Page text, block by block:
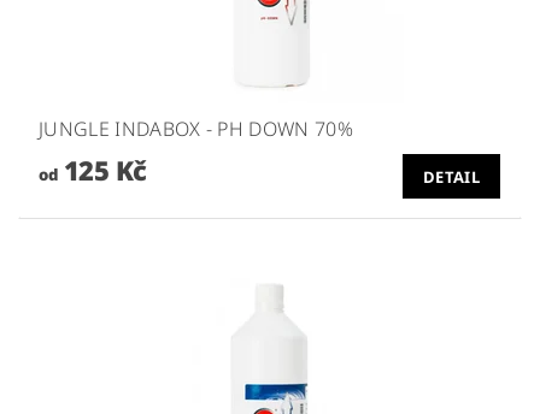
JUNGLE INDABOX - PH DOWN 70%
od125 Kč DETAIL